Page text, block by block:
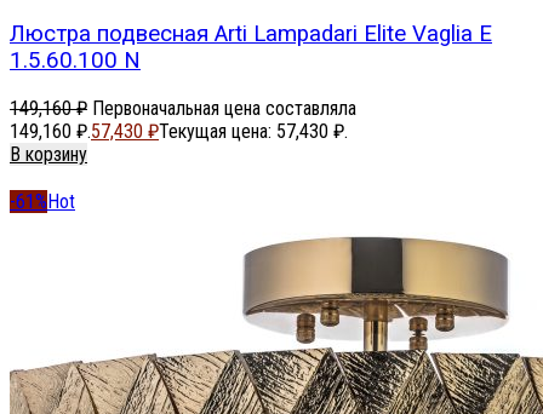
Люстра подвесная Arti Lampadari Elite Vaglia E
1.5.60.100 N
149,160₽ Первоначальная цена составляла
149,160 ₽.57,430 ₽Текущая цена: 57,430 ₽.
В корзину
-61%Hot